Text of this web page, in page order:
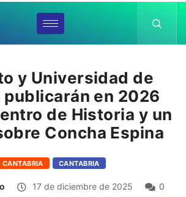
y Universidad de
en 2026
de Historia y un
Concha Espina
CANTABRIA
17 de diciembre de 2025 0